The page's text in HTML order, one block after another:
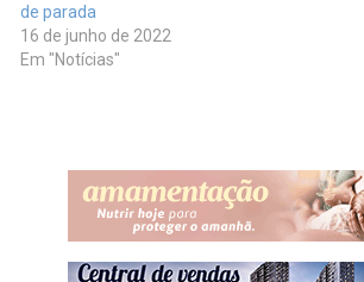
de parada
16 de junho de 2022
Em "Notícias"